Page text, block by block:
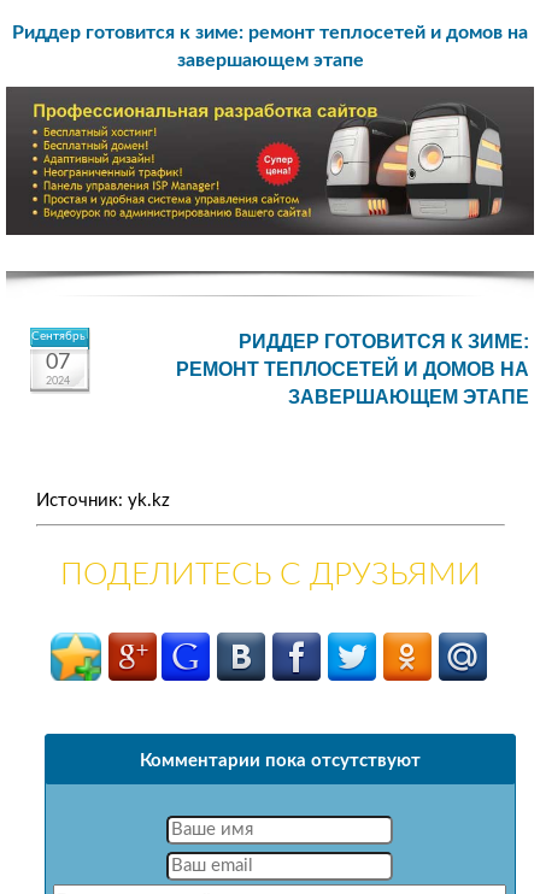
Риддер готовится к зиме: ремонт теплосетей и домов на
завершающем этапе
Сентябрь
07
2024
РИДДЕР ГОТОВИТСЯ К ЗИМЕ:
РЕМОНТ ТЕПЛОСЕТЕЙ И ДОМОВ НА
ЗАВЕРШАЮЩЕМ ЭТАПЕ
Источник: yk.kz
ПОДЕЛИТЕСЬ С ДРУЗЬЯМИ
Комментарии пока отсутствуют